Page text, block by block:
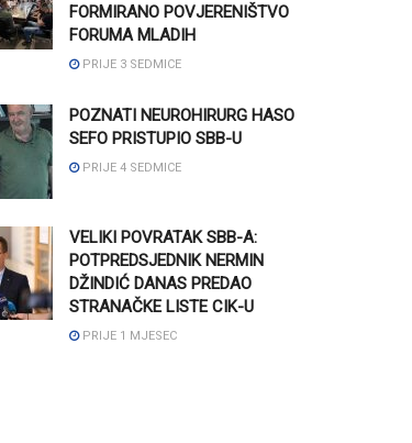
FORMIRANO POVJERENIŠTVO
FORUMA MLADIH
PRIJE 3 SEDMICE
POZNATI NEUROHIRURG HASO
SEFO PRISTUPIO SBB-U
PRIJE 4 SEDMICE
VELIKI POVRATAK SBB-A:
POTPREDSJEDNIK NERMIN
DŽINDIĆ DANAS PREDAO
STRANAČKE LISTE CIK-U
PRIJE 1 MJESEC